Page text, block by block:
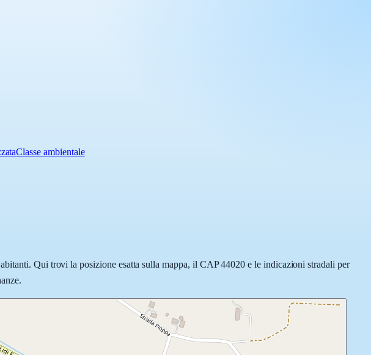
Classe ambientale
Qui trovi la posizione esatta sulla mappa, il CAP 44020 e le indicazioni stradali per